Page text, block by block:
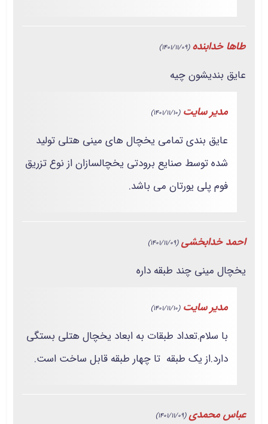
طاها خدابنده (1401/11/09)
عایق بندیشون چیه
مدیر سایت (1401/11/10)
عایق بندی تمامی یخچال های مینی هتلی تولید
شده توسط صنایع برودتی یخچالسازان از نوع تزریق
فوم پلی یورتان می باشد.
احمد خدابخشی (1401/11/09)
یخچال مینی چند طبقه داره
مدیر سایت (1401/11/10)
با سلام.تعداد طبقات به ابعاد یخچال هتلی بستگی
دارد.از یک طبقه تا چهار طبقه قابل ساخت است.
عباس محمدی (1401/11/09)